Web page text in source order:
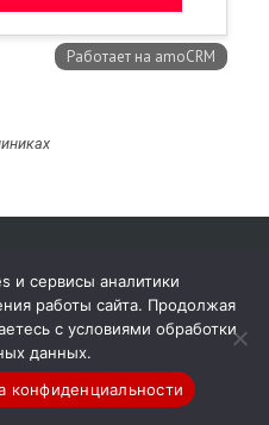
цикла Палитра
компаний,
и сервисы аналитики
работы сайта. Продолжая
с условиями обработки
данных.
конфиденциальности